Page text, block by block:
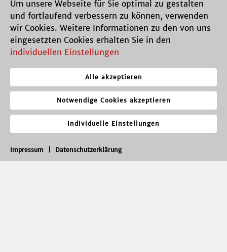
Um unsere Webseite für Sie optimal zu gestalten
und fortlaufend verbessern zu können, verwenden
wir Cookies. Weitere Informationen zu den von uns
eingesetzten Cookies erhalten Sie in den
individuellen Einstellungen
Alle akzeptieren
Notwendige Cookies akzeptieren
Impressum Datenschutzerklärung
Individuelle Einstellungen